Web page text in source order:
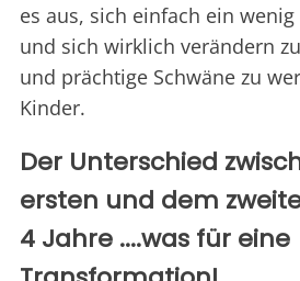
es aus, sich einfach ein
und sich wirklich verändern
und prächtige Schwäne zu
Kinder.
Der Unterschied
ersten und dem
4 Jahre ....was für eine